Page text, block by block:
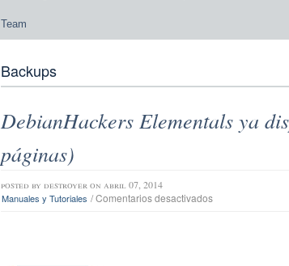
Team
Backups
DebianHackers Elementals ya
páginas)
posted by destroyer on abril 07, 2014
Manuales y Tutoriales /Comentarios desactivadosen